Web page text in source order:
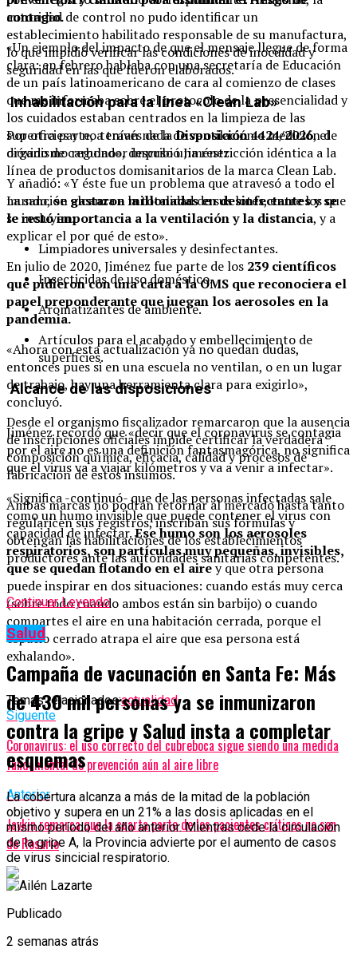
contagio.
«Un ejemplo del impacto de que el mensaje llegue de forma
clara: en febrero hablaba con una secretaría de Educación
de un país latinoamericano de cara al comienzo de clases
que me informaba sobre el protocolo de la presencialidad y
los cuidados estaban centrados en la limpieza de las
superficies y no tenían nada de ventilación o medición de
dióxido de carbono», describió Jiménez.
Y añadió: «Y éste fue un problema que atravesó a todo el
mundo,se gastaron millonadas en desinfectantes y se
le restó importancia a la ventilación y la distancia, y a
explicar el por qué de esto».
En julio de 2020, Jiménez fue parte de los 239 científicos
que pidieron con una carta a la OMS que reconociera el
papel preponderante que juegan los aerosoles en la
pandemia.
«Ahora con esta actualización ya no quedan dudas,
entonces pues si en una escuela no ventilan, o en un lugar
de trabajo, hay una herramienta clara para exigirlo»,
concluyó.
Jiménez recordó que «decir que el coronavirus se contagia
por el aire no es una definición fantasmagórica, no significa
que el virus va a viajar kilómetros y va a venir a infectar».
«Significa -continuó- que de las personas infectadas sale
como un humo invisible que puede contener el virus con
capacidad de infectar.Ese humo son los aerosoles
respiratorios, son partículas muy pequeñas, invisibles,
que se quedan flotando en el airey que otra persona
puede inspirar en dos situaciones: cuando estás muy cerca
(sobre todo cuando ambos están sin barbijo) o cuando
compartes el aire en una habitación cerrada, porque el
espacio cerrado atrapa el aire que esa persona está
exhalando».
Temas relacionados:actualidad
Siguente
Coronavirus: el uso correcto del cubreboca sigue siendo una medida
fundamental de prevención aún al aire libre
Anterior
Javkin remarca que la cuarta parte de los pacientes críticos no son
de Rosario
autoridad de control no pudo identificar un
establecimiento habilitado responsable de su manufactura,
lo que impidió verificar las condiciones de inocuidad y
seguridad en las que fueron elaborados.
Inhabilitación para la línea «Clean Lab»
Por otra parte, a través de laDisposición 4424/2026, el
organismo regulador impuso una restricción idéntica a la
línea de productos domisanitarios de la marca Clean Lab.
La sanción alcanza a la totalidad de sus lotes, entre los que
se incluyen:
Limpiadores universales y desinfectantes.
Insecticidas de uso doméstico.
Aromatizantes de ambiente.
Artículos para el acabado y embellecimiento de
superficies.
Alcance de las disposiciones
Desde el organismo fiscalizador remarcaron que la ausencia
de inscripciones oficiales impide certificar la verdadera
composición química, eficacia, calidad y procesos de
fabricación de estos insumos.
Ambas marcas no podrán retornar al mercado hasta tanto
regularicen sus registros, inscriban sus fórmulas y
obtengan las habilitaciones de los establecimientos
productores ante las autoridades sanitarias competentes.
Continuar Leyendo
Salud
Campaña de vacunación en Santa Fe: Más
de 430 mil personas ya se inmunizaron
contra la gripe y Salud insta a completar
esquemas
La cobertura alcanza a más de la mitad de la población
objetivo y supera en un 21% a las dosis aplicadas en el
mismo período del año anterior. Mientras cede la circulación
de la gripe A, la Provincia advierte por el aumento de casos
de virus sincicial respiratorio.
Publicado
2 semanas atrás